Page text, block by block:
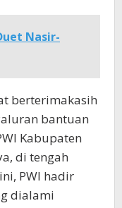
Nasir-
berterimakasih
bantuan
Kabupaten
di tengah
PWI hadir
dialami